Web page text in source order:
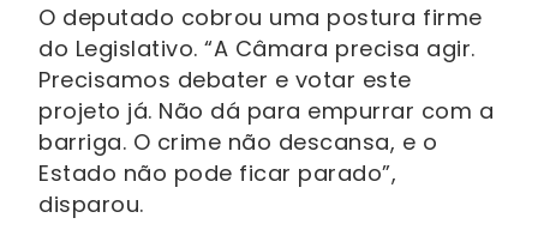
O deputado cobrou uma postura firme
do Legislativo. “A Câmara precisa agir.
Precisamos debater e votar este
projeto já. Não dá para empurrar com a
barriga. O crime não descansa, e o
Estado não pode ficar parado”,
disparou.